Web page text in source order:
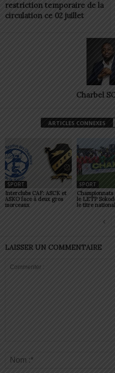
restriction temporaire de la
circulation ce 02 juillet
Charbel
ARTICLES CONNEXES
SPORT
Interclubs CAF: ASCK et
ASKO face à deux gros
morceaux
SPORT
Championnats
le LETP
le titre national
LAISSER UN COMMENTAIRE